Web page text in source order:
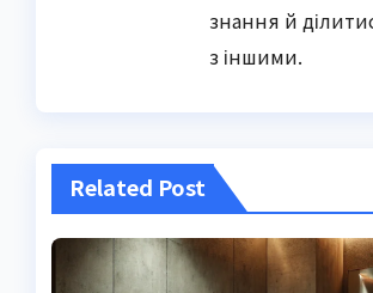
знання й
з іншими.
Related Post